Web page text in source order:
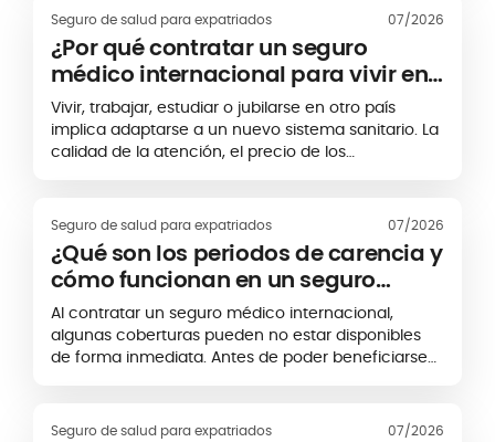
médico permite, en algunos casos, conservar o
adaptar una póliza existente. Sin embargo, esta
continuidad no es automática. Depende, entre
otros factores, del nuevo país de residencia, de la
zona geográfica de cobertura y de las condiciones
establecidas por la aseguradora.
Seguro de salud para expatriados 07/2026
¿Por qué contratar un seguro
médico internacional para vivir en
el extranjero?
Vivir, trabajar, estudiar o jubilarse en otro país
implica adaptarse a un nuevo sistema sanitario. La
calidad de la atención, el precio de los
considerablemente de un destino a otro. Contratar
un seguro médico internacional permite proteger
tu salud y controlar mejor tus gastos médicos
durante tu estancia en el extranjero.
Seguro de salud para expatriados 07/2026
¿Qué son los periodos de carencia y
cómo funcionan en un seguro
médico internacional?
Al contratar un seguro médico internacional,
algunas coberturas pueden no estar disponibles
de forma inmediata. Antes de poder beneficiarse
carenciao periodo de espera.
Seguro de salud para expatriados 07/2026